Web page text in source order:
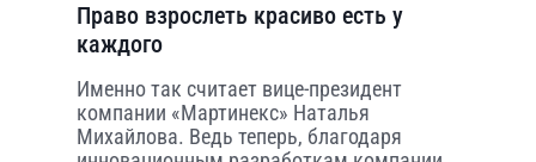
Право взрослеть красиво есть у
каждого
Именно так считает вице-президент
компании «Mартинекс» Наталья
Михайлова. Ведь теперь, благодаря